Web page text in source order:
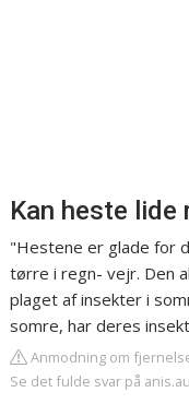
Kan heste lide
"Hestene er glade for
tørre i regn- vejr. Den
plaget af insekter i
somre, har deres
Anmodning om
Se det fulde svar på